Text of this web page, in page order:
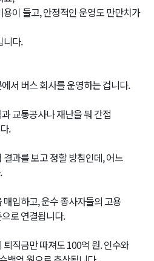
이 들고, 안정적인 운영도 만만치가
니다.
서 버스 회사를 운영하는 겁니다.
교통공사나 재난을 둬 간접
.
과를 보고 정할 방침인데, 어느
입하고, 운수 종사자들의 고용
로 연결됩니다.
직금만 따져도 100억 원. 인수와